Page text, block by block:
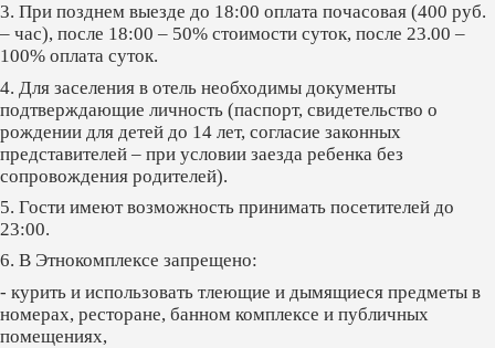
3. При позднем выезде до 18:00 оплата почасовая (400 руб.
– час), после 18:00 – 50% стоимости суток, после 23.00 –
100% оплата суток.
4. Для заселения в отель необходимы документы
подтверждающие личность (паспорт, свидетельство о
рождении для детей до 14 лет, согласие законных
представителей – при условии заезда ребенка без
сопровождения родителей).
5. Гости имеют возможность принимать посетителей до
23:00.
6. В Этнокомплексе запрещено:
- курить и использовать тлеющие и дымящиеся предметы в
номерах, ресторане, банном комплексе и публичных
помещениях,